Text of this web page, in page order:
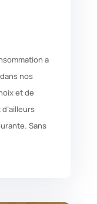
a
nos
et de
Sans